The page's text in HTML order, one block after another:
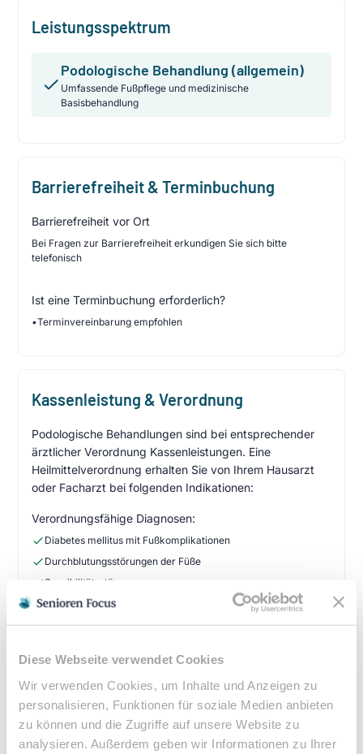
Diese Webseite verwendet Cookies
Wir verwenden Cookies, um Inhalte und Anzeigen zu
personalisieren, Funktionen für soziale Medien anbieten
zu können und die Zugriffe auf unsere Website zu
analysieren. Außerdem geben wir Informationen zu Ihrer
Leistungsspektrum
Podologische Behandlung (allgemein)
Umfassende Fußpflege und medizinische
Basisbehandlung
Barrierefreiheit & Terminbuchung
Barrierefreiheit vor Ort
Bei Fragen zur Barrierefreiheit erkundigen Sie sich bitte
telefonisch
Ist eine Terminbuchung erforderlich?
•Terminvereinbarung empfohlen
Kassenleistung & Verordnung
Podologische Behandlungen sind bei entsprechender
ärztlicher Verordnung Kassenleistungen. Eine
Heilmittelverordnung erhalten Sie von Ihrem Hausarzt
oder Facharzt bei folgenden Indikationen:
Verordnungsfähige Diagnosen:
Diabetes mellitus mit Fußkomplikationen
Durchblutungsstörungen der Füße
Sensibilitätsstörungen
Querschnittslähmung
•10% Zuzahlung pro Behandlung (mind. 5€, max. 10€)
• Befreiung bei chronischen Erkrankungen möglich
•Privatleistungen nach individueller Vereinbarung
•Hausbesuche bei medizinischer Notwendigkeit